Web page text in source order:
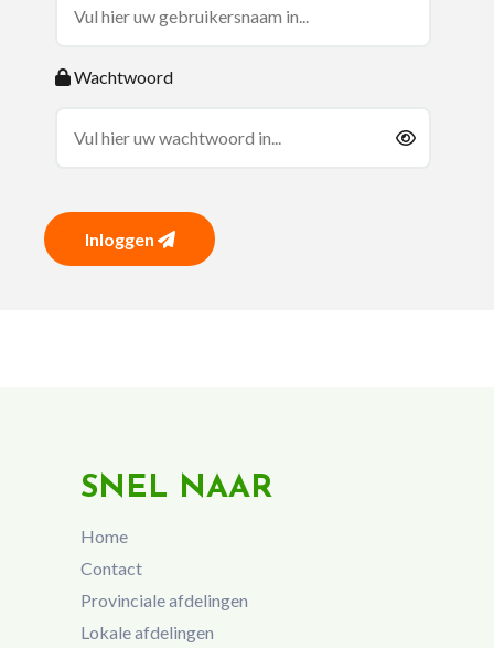
Wachtwoord
Inloggen
SNEL NAAR
Home
Contact
Provinciale afdelingen
Lokale afdelingen